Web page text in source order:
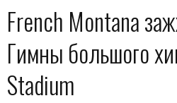
French Montana
Гимны большого
Stadium